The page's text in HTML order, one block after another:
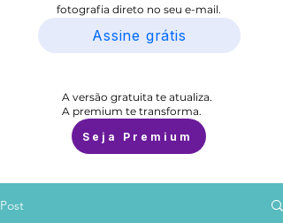
fotografia direto no seu e-mail.
Assine grátis
A versão gratuita te atualiza.
A premium te transforma.
Seja Premium
Post